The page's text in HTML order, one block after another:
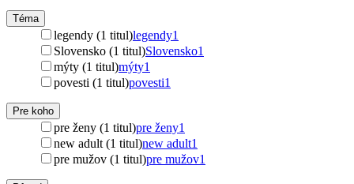
Téma
legendy (1 titul)legendy1
Slovensko (1 titul)Slovensko1
mýty (1 titul)mýty1
povesti (1 titul)povesti1
Pre koho
pre ženy (1 titul)pre ženy1
new adult (1 titul)new adult1
pre mužov (1 titul)pre mužov1